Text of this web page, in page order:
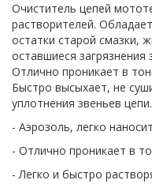
Очиститель цепей
растворителей.
остатки старой смазки,
оставшиеся загрязнения
Отлично проникает в
Быстро высыхает, не
уплотнения звеньев цепи.
- Аэрозоль, легко
- Отлично проникает в
- Легко и быстро